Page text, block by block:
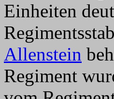
Einheiten
Allenstein
Regiment